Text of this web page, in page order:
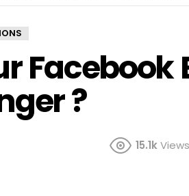
Facebook
?
15.1kViews